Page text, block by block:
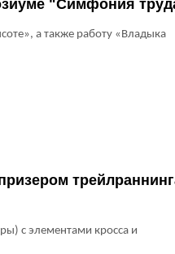
"Симфония
а также работу «Владыка
с элементами кросса и